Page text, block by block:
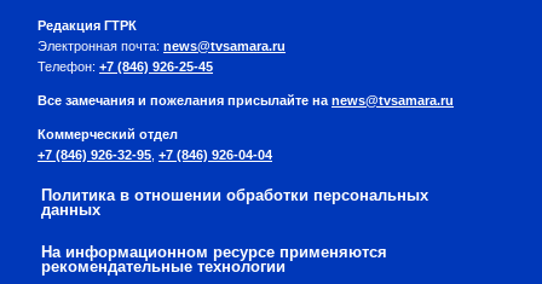
Редакция ГТРК
Электронная почта: news@tvsamara.ru
Телефон: +7 (846) 926-25-45
Все замечания и пожелания присылайте на news@tvsamara.ru
Коммерческий отдел
+7 (846) 926-32-95 +7 (846) 926-04-04
Политика в отношении обработки персональных
данных
На информационном ресурсе применяются
рекомендательные технологии